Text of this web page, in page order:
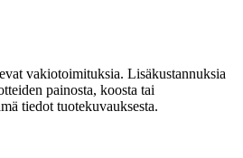
vakiotoimituksia. Lisäkustannuksia
painosta, koosta tai
tiedot tuotekuvauksesta.